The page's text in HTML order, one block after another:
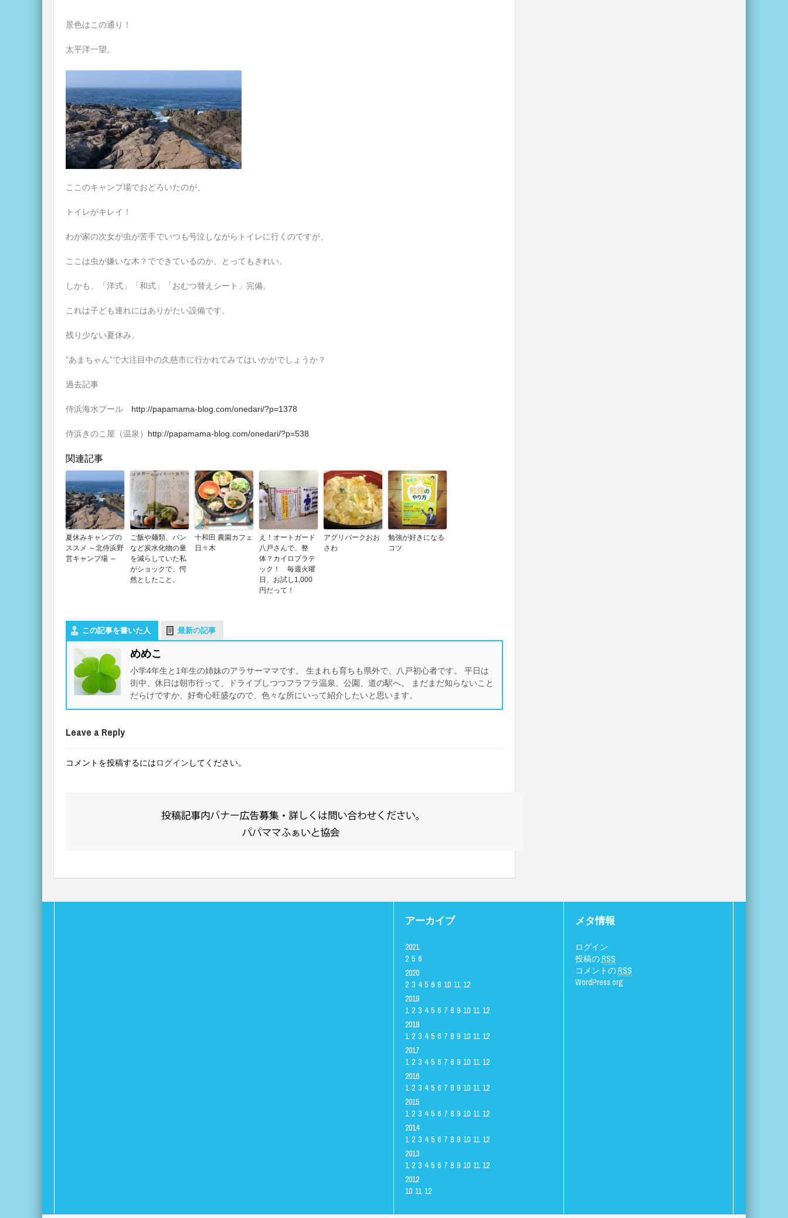
景色はこの通り！
太平洋一望。
ここのキャンプ場でおどろいたのが、
トイレがキレイ！
わが家の次女が虫が苦手でいつも号泣しながらトイレに行くのですが、
ここは虫が嫌いな木？でできているのか、とってもきれい。
しかも、「洋式」「和式」「おむつ替えシート」完備。
これは子ども連れにはありがたい設備です。
残り少ない夏休み。
”あまちゃん”で大注目中の久慈市に行かれてみてはいかがでしょうか？
過去記事
侍浜海水プール http://papamama-blog.com/onedari/?p=1378
侍浜きのこ屋（温泉） http://papamama-blog.com/onedari/?p=538
関連記事
夏休みキャンプの
ススメ ～北侍浜野
営キャンプ場 ～
ご飯や麺類、パン
など炭水化物の量
を減らしていた私
がショックで、愕
然としたこと。
十和田 農園カフェ
日々木
え！オートガード
八戸さんで、整
体？カイロプラテ
ック！ 毎週火曜
日、お試し1,000
円だって！
アグリパークおお
さわ
勉強が好きになる
コツ
この記事を書いた人 最新の記事
めめこ
小学4年生と1年生の姉妹のアラサーママです。 生まれも育ちも県外で、八戸初心者です。 平日は
街中、休日は朝市行って、ドライブしつつフラフラ温泉、公園、道の駅へ。 まだまだ知らないこと
だらけですか、好奇心旺盛なので、色々な所にいって紹介したいと思います。
Leave a Reply
コメントを投稿するにはログイン してください。
アーカイブ
2021
2 5 6
2020
2 3 4 5 6 8 10 11 12
2019
1 2 3 4 5 6 7 8 9 10 11 12
2018
1 2 3 4 5 6 7 8 9 10 11 12
2017
1 2 3 4 5 6 7 8 9 10 11 12
2016
1 2 3 4 5 6 7 8 9 10 11 12
2015
1 2 3 4 5 6 7 8 9 10 11 12
2014
1 2 3 4 5 6 7 8 9 10 11 12
2013
1 2 3 4 5 6 7 8 9 10 11 12
2012
10 11 12
メタ情報
ログイン
投稿のRSS
コメントのRSS
WordPress.org